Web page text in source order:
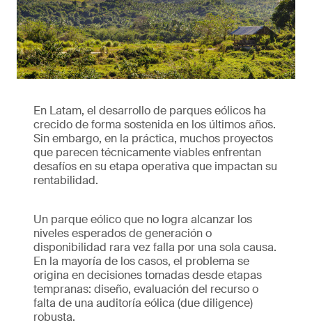
En Latam, el desarrollo de parques eólicos ha
crecido de forma sostenida en los últimos años.
Sin embargo, en la práctica, muchos proyectos
que parecen técnicamente viables enfrentan
desafíos en su etapa operativa que impactan su
rentabilidad.
Un parque eólico que no logra alcanzar los
niveles esperados de generación o
disponibilidad rara vez falla por una sola causa.
En la mayoría de los casos, el problema se
origina en decisiones tomadas desde etapas
tempranas: diseño, evaluación del recurso o
falta de una auditoría eólica (due diligence)
robusta.